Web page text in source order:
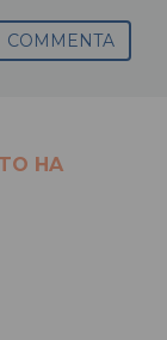
COMMENTA
HA